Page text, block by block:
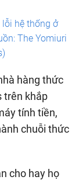
hệ thống ở
The Yomiuri
hàng thức
trên khắp
tính tiền,
chuỗi thức
cho hay họ